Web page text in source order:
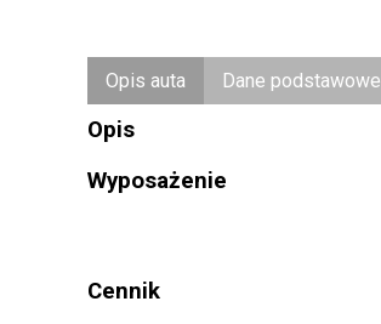
Opis auta Dane podstawowe
Opis
Wyposażenie
Cennik